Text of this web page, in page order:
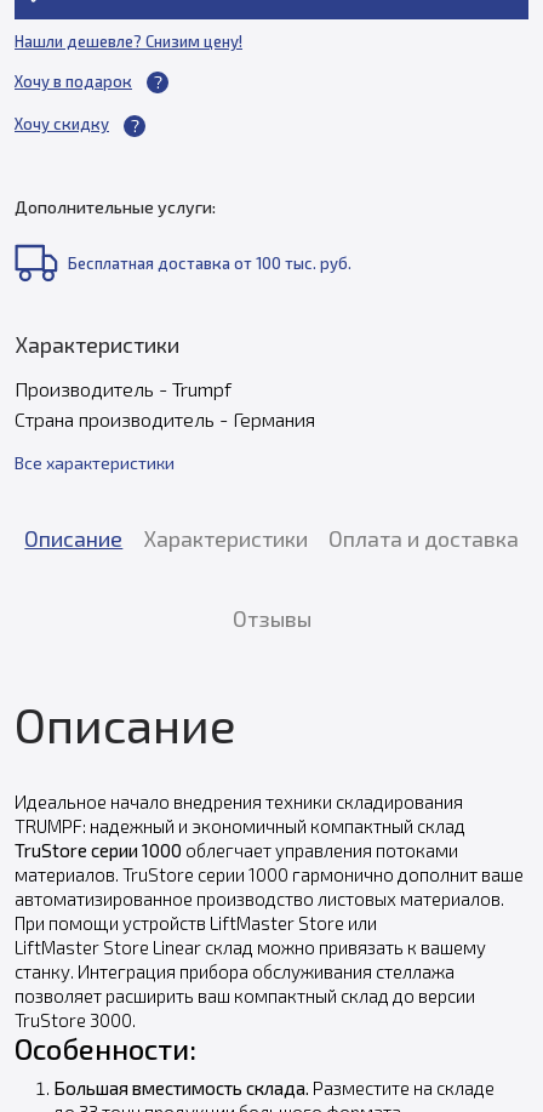
Нашли дешевле? Снизим цену!
Хочу в подарок
Хочу скидку
Дополнительные услуги:
Бесплатная доставка от 100 тыс. руб.
Характеристики
Производитель - Trumpf
Страна производитель - Германия
Все характеристики
Описание Характеристики Оплата и доставка
Отзывы
Описание
Идеальное начало внедрения техники складирования
TRUMPF: надежный и экономичный компактный склад
TruStore серии 1000 облегчает управления потоками
материалов. TruStore серии 1000 гармонично дополнит ваше
автоматизированное производство листовых материалов.
При помощи устройств LiftMaster Store или
LiftMaster Store Linear склад можно привязать к вашему
станку. Интеграция прибора обслуживания стеллажа
позволяет расширить ваш компактный склад до версии
TruStore 3000.
Особенности:
Большая вместимость склада. Разместите на складе